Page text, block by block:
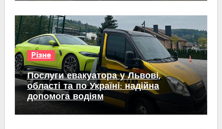
Різне
Послуги евакуатора у Львові,
області та по Україні: надійна
допомога водіям